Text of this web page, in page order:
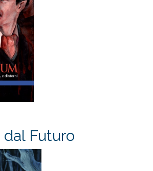
Futuro